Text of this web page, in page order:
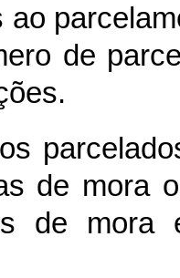
ao
de
de mora
de mora